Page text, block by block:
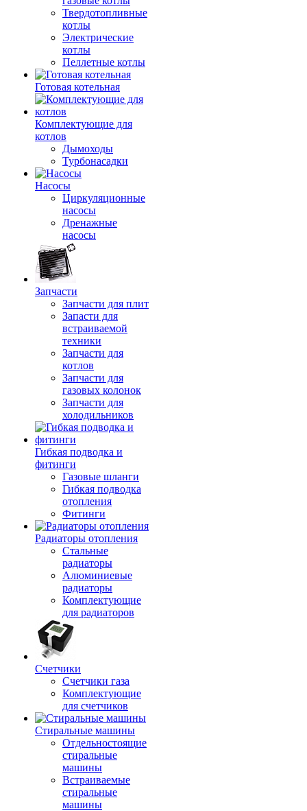
Твердотопливные
котлы
Электрические
котлы
Пеллетные котлы
Готовая котельная
Комплектующие для
котлов
Дымоходы
Турбонасадки
Насосы
Циркуляционные
насосы
Дренажные
насосы
Запчасти
Запчасти для плит
Запасти для
встраиваемой
техники
Запчасти для
котлов
Запчасти для
газовых колонок
Запчасти для
холодильников
Гибкая подводка и
фитинги
Газовые шланги
Гибкая подводка
отопления
Фитинги
Радиаторы отопления
Стальные
радиаторы
Алюминиевые
радиаторы
Комплектующие
для радиаторов
Счетчики
Счетчики газа
Комплектующие
для счетчиков
Стиральные машины
Отдельностоящие
стиральные
машины
Встраиваемые
стиральные
машины